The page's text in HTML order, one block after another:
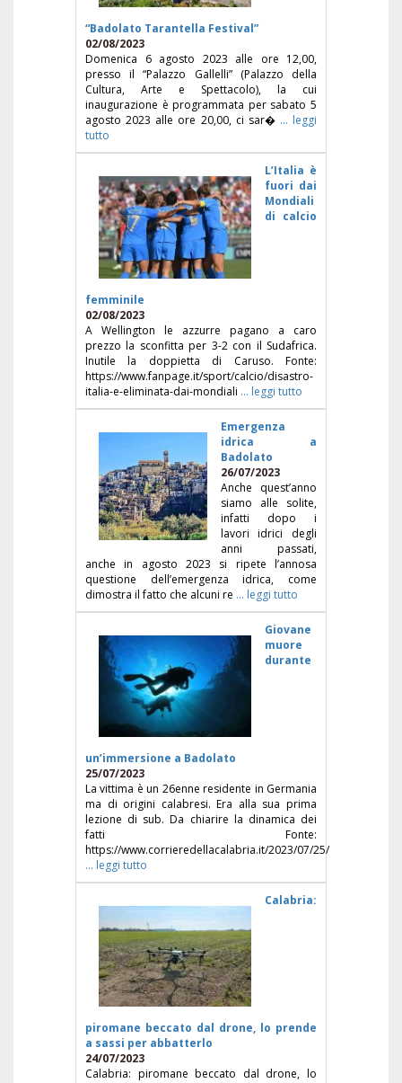
“Badolato Tarantella Festival”
02/08/2023
Domenica 6 agosto 2023 alle ore 12,00,
presso il “Palazzo Gallelli” (Palazzo della
Cultura, Arte e Spettacolo), la cui
inaugurazione è programmata per sabato 5
agosto 2023 alle ore 20,00, ci sar� ... leggi
tutto
L’Italia è
fuori dai
Mondiali
di calcio
femminile
02/08/2023
A Wellington le azzurre pagano a caro
prezzo la sconfitta per 3-2 con il Sudafrica.
Inutile la doppietta di Caruso. Fonte:
https://www.fanpage.it/sport/calcio/disastro-
italia-e-eliminata-dai-mondiali ... leggi tutto
Emergenza
idrica a
Badolato
26/07/2023
Anche quest’anno
siamo alle solite,
infatti dopo i
lavori idrici degli
anni passati,
anche in agosto 2023 si ripete l’annosa
questione dell’emergenza idrica, come
dimostra il fatto che alcuni re ... leggi tutto
Giovane
muore
durante
un’immersione a Badolato
25/07/2023
La vittima è un 26enne residente in Germania
ma di origini calabresi. Era alla sua prima
lezione di sub. Da chiarire la dinamica dei
fatti Fonte:
https://www.corrieredellacalabria.it/2023/07/25/
... leggi tutto
Calabria:
piromane beccato dal drone, lo prende
a sassi per abbatterlo
24/07/2023
Calabria: piromane beccato dal drone, lo